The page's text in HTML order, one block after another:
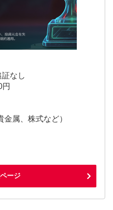
証なし
金属、株式など）
ージ